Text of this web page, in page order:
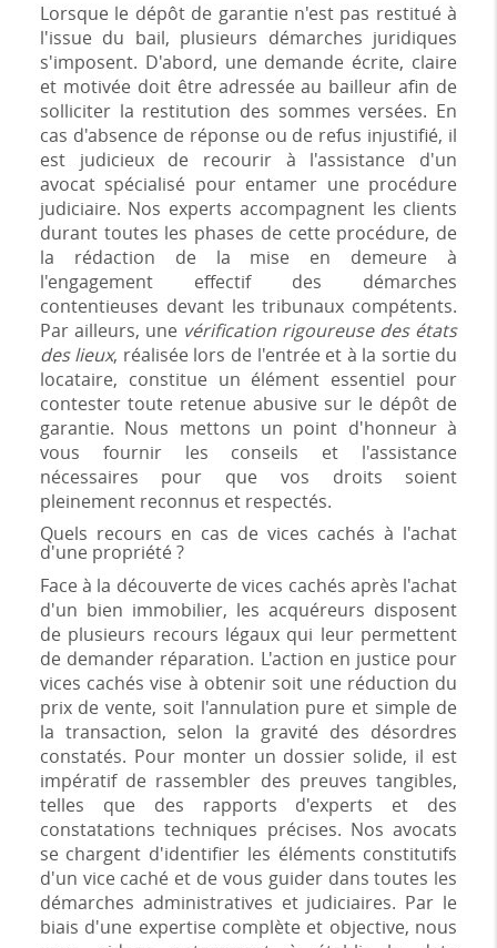
Lorsque le dépôt de garantie n'est pas restitué à
l'issue du bail, plusieurs démarches juridiques
s'imposent. D'abord, une demande écrite, claire
et motivée doit être adressée au bailleur afin de
solliciter la restitution des sommes versées. En
cas d'absence de réponse ou de refus injustifié, il
est judicieux de recourir à l'assistance d'un
avocat spécialisé pour entamer une procédure
judiciaire. Nos experts accompagnent les clients
durant toutes les phases de cette procédure, de
la rédaction de la mise en demeure à
l'engagement effectif des démarches
contentieuses devant les tribunaux compétents.
Par ailleurs, une vérification rigoureuse des états
des lieux, réalisée lors de l'entrée et à la sortie du
locataire, constitue un élément essentiel pour
contester toute retenue abusive sur le dépôt de
garantie. Nous mettons un point d'honneur à
vous fournir les conseils et l'assistance
nécessaires pour que vos droits soient
pleinement reconnus et respectés.
Quels recours en cas de vices cachés à l'achat
d'une propriété ?
Face à la découverte de vices cachés après l'achat
d'un bien immobilier, les acquéreurs disposent
de plusieurs recours légaux qui leur permettent
de demander réparation. L'action en justice pour
vices cachés vise à obtenir soit une réduction du
prix de vente, soit l'annulation pure et simple de
la transaction, selon la gravité des désordres
constatés. Pour monter un dossier solide, il est
impératif de rassembler des preuves tangibles,
telles que des rapports d'experts et des
constatations techniques précises. Nos avocats
se chargent d'identifier les éléments constitutifs
d'un vice caché et de vous guider dans toutes les
démarches administratives et judiciaires. Par le
biais d'une expertise complète et objective, nous